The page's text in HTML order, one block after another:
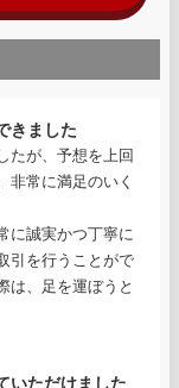
きました
たが、予想を上回
非常に満足のいく
に誠実かつ丁寧に
引を行うことがで
は、足を運ぼうと
いただけました